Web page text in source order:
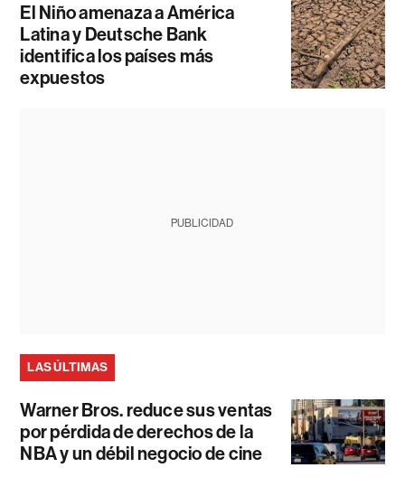
El Niño amenaza a América
Latina y Deutsche Bank
identifica los países más
expuestos
PUBLICIDAD
LAS ÚLTIMAS
Warner Bros. reduce sus ventas
por pérdida de derechos de la
NBA y un débil negocio de cine